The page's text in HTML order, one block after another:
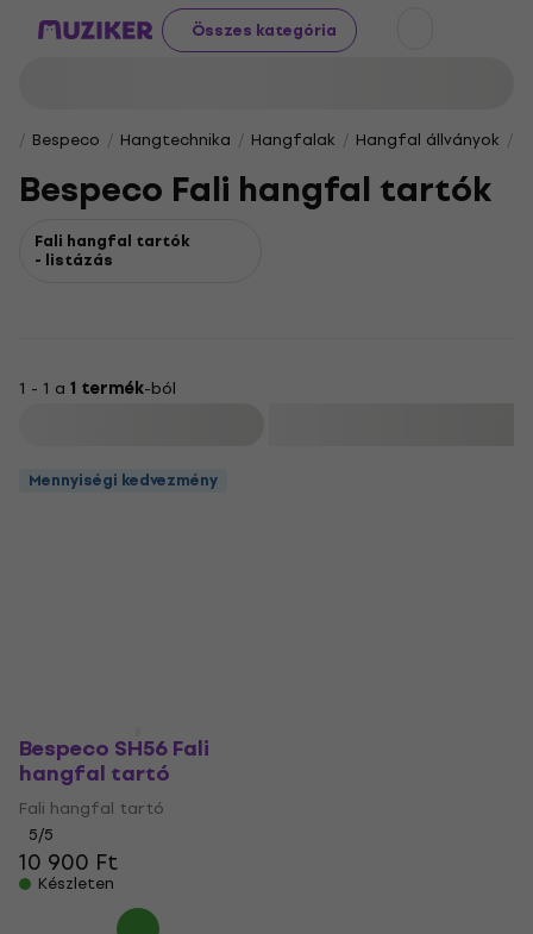
Összes kategória
Bespeco Hangtechnika Hangfalak Hangfal állványok
Bespeco Fali hangfal tartók
Fali hangfal tartók
- listázás
1 - 1 a 1 termék-ból
Mennyiségi kedvezmény
Bespeco SH56 Fali
hangfal tartó
Fali hangfal tartó
5/5
10 900 Ft
Készleten